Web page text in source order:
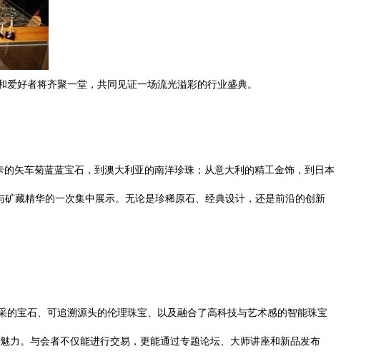
好者将齐聚一堂，共同见证一场流光溢彩的行业盛典。
矢车菊蓝蓝宝石，到澳大利亚的南洋珍珠；从意大利的精工金饰，到日本
藏精华的一次集中展示。无论是珍稀原石、经典设计，还是前沿的创新
宝石、可追溯源头的伦理珠宝、以及融合了高科技与艺术感的智能珠宝
力。与会者不仅能进行交易，更能通过专题论坛、大师讲座和新品发布